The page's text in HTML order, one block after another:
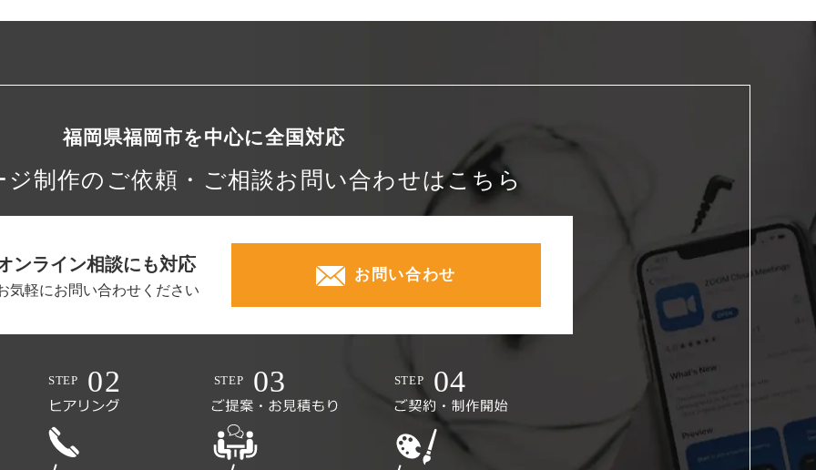
福岡県福岡市を中心に全国対応
ジ制作の ご依頼・ご相談お問い合わせはこちら
ンライン相談にも対応
気軽にお問い合わせください
お問い合わせ